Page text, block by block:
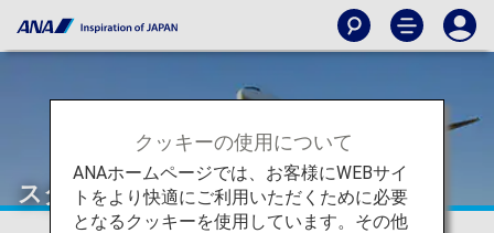
スター アライアンス
クッキーの使用について
ANAホームページでは、お客様にWEBサイ
トをより快適にご利用いただくために必要
となるクッキーを使用しています。その他